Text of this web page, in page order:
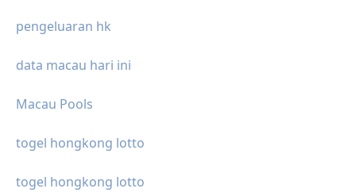
pengeluaran hk
data macau hari ini
Macau Pools
togel hongkong lotto
togel hongkong lotto